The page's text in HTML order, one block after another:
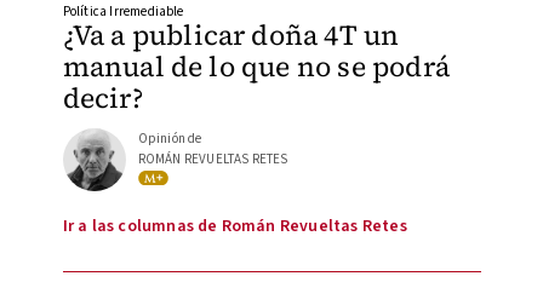
¿Va a publicar doña 4T un
manual de lo que no se podrá
decir?
Política Irremediable
Opinión de
ROMÁN REVUELTAS RETES
Ir a las columnas de Román Revueltas Retes